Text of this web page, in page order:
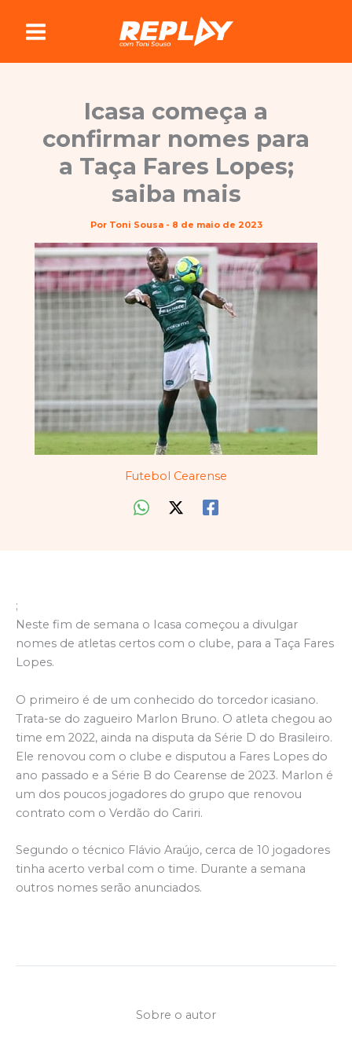
conteúdo
Icasa começa a
confirmar nomes para
a Taça Fares Lopes;
saiba mais
Por Toni Sousa - 8 de maio de 2023
Futebol Cearense
;
Neste fim de semana o Icasa começou a divulgar
nomes de atletas certos com o clube, para a Taça Fares
Lopes.
O primeiro é de um conhecido do torcedor icasiano.
Trata-se do zagueiro Marlon Bruno. O atleta chegou ao
time em 2022, ainda na disputa da Série D do Brasileiro.
Ele renovou com o clube e disputou a Fares Lopes do
ano passado e a Série B do Cearense de 2023. Marlon é
um dos poucos jogadores do grupo que renovou
contrato com o Verdão do Cariri.
Segundo o técnico Flávio Araújo, cerca de 10 jogadores
tinha acerto verbal com o time. Durante a semana
outros nomes serão anunciados.
Sobre o autor